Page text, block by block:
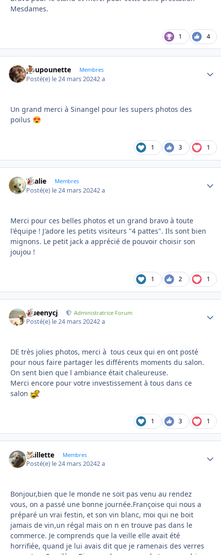
Mesdames.
1 4
poupounette Membres
Posté(e) le 24 mars 20242 a
Un grand merci à Sinangel pour les supers photos des
poilus 😍
1 3 1
Thalie Membres
Posté(e) le 24 mars 20242 a
Merci pour ces belles photos et un grand bravo à toute
l'équipe ! J'adore les petits visiteurs "4 pattes". Ils sont bien
mignons. Le petit jack a apprécié de pouvoir choisir son
joujou !
1 2 1
Queenycj Administratrice Forum
Posté(e) le 24 mars 20242 a
DE très jolies photos, merci à tous ceux qui en ont posté
pour nous faire partager les différents moments du salon.
On sent bien que l ambiance était chaleureuse.
Merci encore pour votre investissement à tous dans ce
salon
1 3 1
gaillette Membres
Posté(e) le 24 mars 20242 a
Bonjour,bien que le monde ne soit pas venu au rendez
vous, on a passé une bonne journée.Françoise qui nous a
préparé un vrai festin, et son vin blanc, moi qui ne boit
jamais de vin,un régal mais on n en trouve pas dans le
commerce. Je comprends que la veille elle avait été
horrifiée, quand je lui avais dit que je ramenais des verres